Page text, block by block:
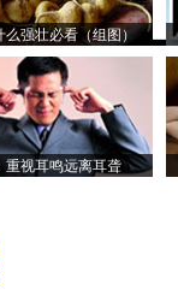
么强壮必看（组图）
重视耳鸣远离耳聋